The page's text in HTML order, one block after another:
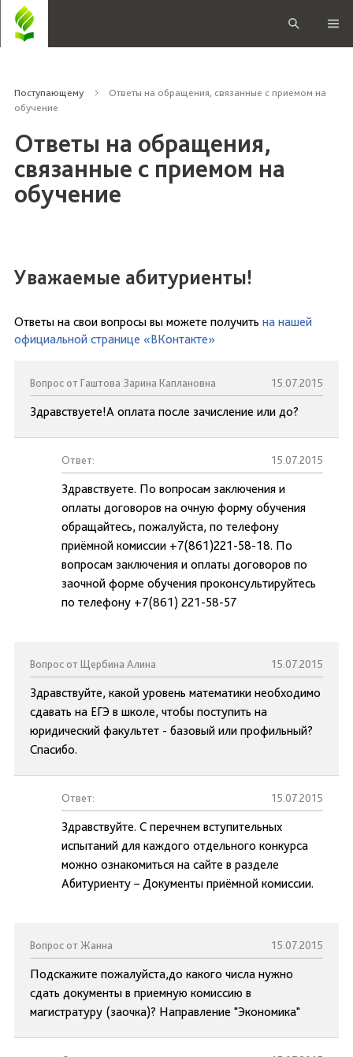
Поступающему
Ответы на обращения, связанные с приемом на
обучение
Ответы на обращения,
связанные с приемом на
обучение
Уважаемые абитуриенты!
Ответы на свои вопросы вы можете получить на нашей
официальной странице «ВКонтакте»
Вопрос от Гаштова Зарина Каплановна 15.07.2015
Здравствуете!А оплата после зачисление или до?
Ответ: 15.07.2015
Здравствуете. По вопросам заключения и
оплаты договоров на очную форму обучения
обращайтесь, пожалуйста, по телефону
приёмной комиссии +7(861)221-58-18. По
вопросам заключения и оплаты договоров по
заочной форме обучения проконсультируйтесь
по телефону +7(861) 221-58-57
Вопрос от Щербина Алина 15.07.2015
Здравствуйте, какой уровень математики необходимо
сдавать на ЕГЭ в школе, чтобы поступить на
юридический факультет - базовый или профильный?
Спасибо.
Ответ: 15.07.2015
Здравствуйте. С перечнем вступительных
испытаний для каждого отдельного конкурса
можно ознакомиться на сайте в разделе
Абитуриенту – Документы приёмной комиссии.
Вопрос от Жанна 15.07.2015
Подскажите пожалуйста,до какого числа нужно
сдать документы в приемную комиссию в
магистратуру (заочка)? Направление "Экономика"